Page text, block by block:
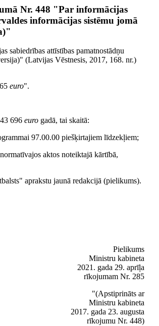
Nr. 448 "Par informācijas
informācijas sistēmu jomā
sabiedrības attīstības pamatnostādņu
(Latvijas Vēstnesis, 2017, 168. nr.)
euro".
696 euro gadā, tai skaitā:
97.00.00 piešķirtajiem līdzekļiem;
aktos noteiktajā kārtībā,
aprakstu jaunā redakcijā (pielikums).
Pielikums
Ministru kabineta
2021. gada 29. aprīļa
rīkojumam Nr. 285
"(Apstiprināts ar
Ministru kabineta
2017. gada 23. augusta
rīkojumu Nr. 448)